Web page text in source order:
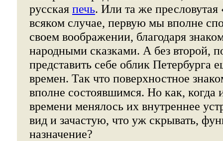
русская печь. Или та же пресловутая
всяком случае, первую мы вполне
своем воображении, благодаря
народными сказками. А без второй,
представить себе облик Петербурга
времен. Так что поверхностное
вполне состоявшимся. Но как, когда
времени менялось их внутреннее
вид и зачастую, что уж скрывать,
назначение?